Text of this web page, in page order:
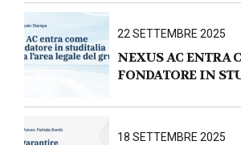
22 SETTEMBRE 2025
NEXUS AC ENTRA
FONDATORE IN
GRUPPO
18 SETTEMBRE 2025